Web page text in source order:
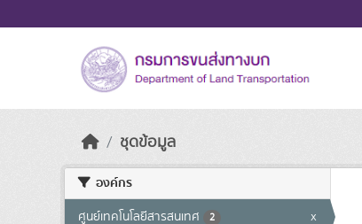
ชุดข้อมูล
องค์กร
ศูนย์เทคโนโลยีสารสนเทศ 2 x